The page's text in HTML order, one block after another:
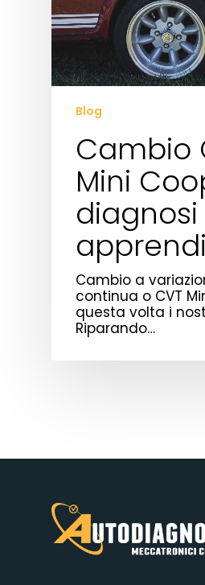
Blog
Cambio
Mini
diagnosi
Cambio a
continua o CVT
questa volta i
Riparando…